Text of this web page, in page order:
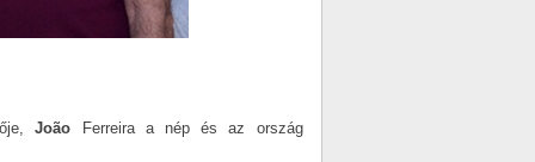
João Ferreira a nép és az ország